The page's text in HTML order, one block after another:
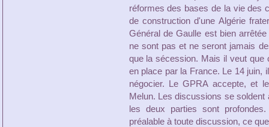
réformes des bases de la vie des
de construction d'une Algérie
Général de Gaulle est bien
ne sont pas et ne seront jamais
que la sécession. Mais il veut
en place par la France. Le 14 juin,
négocier. Le GPRA accepte, et
Melun. Les discussions se
les deux parties sont
préalable à toute discussion, ce